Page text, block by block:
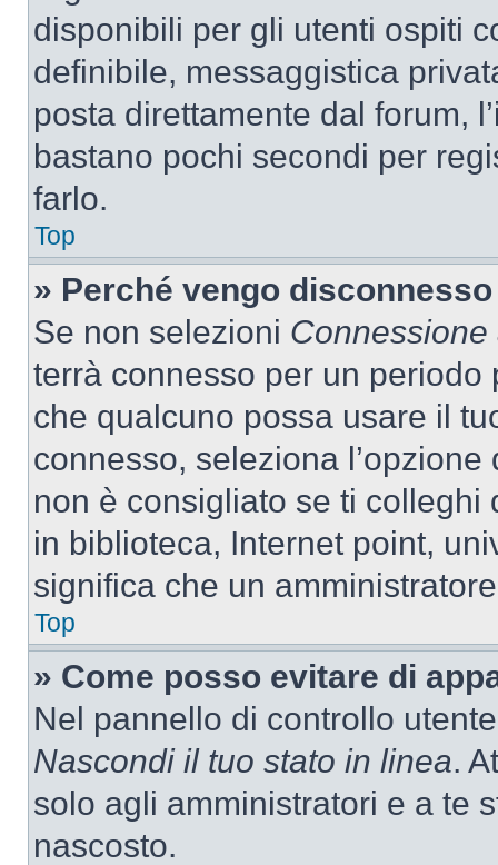
disponibili per gli utenti ospiti
definibile, messaggistica
posta direttamente dal forum,
bastano pochi secondi per
farlo.
Top
» Perché vengo
Se non selezioni
terrà connesso per un
che qualcuno possa usare il
connesso, seleziona
non è consigliato se ti
in biblioteca, Internet point,
significa che un
Top
» Come posso evitare di
Nel pannello di controllo
Nascondi il tuo stato in linea.
solo agli amministratori e a te
nascosto.